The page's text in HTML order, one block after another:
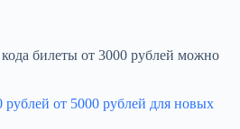
билеты от 3000 рублей можно